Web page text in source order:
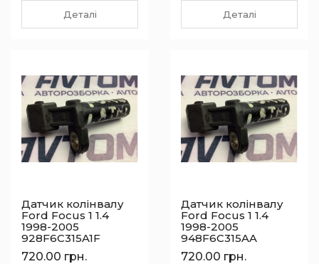
Деталі Деталі
Датчик колінвалу
Ford Focus 1 1.4
1998-2005
928F6C315A1F
720.00 грн.
Датчик колінвалу
Ford Focus 1 1.4
1998-2005
948F6C315AA
720.00 грн.